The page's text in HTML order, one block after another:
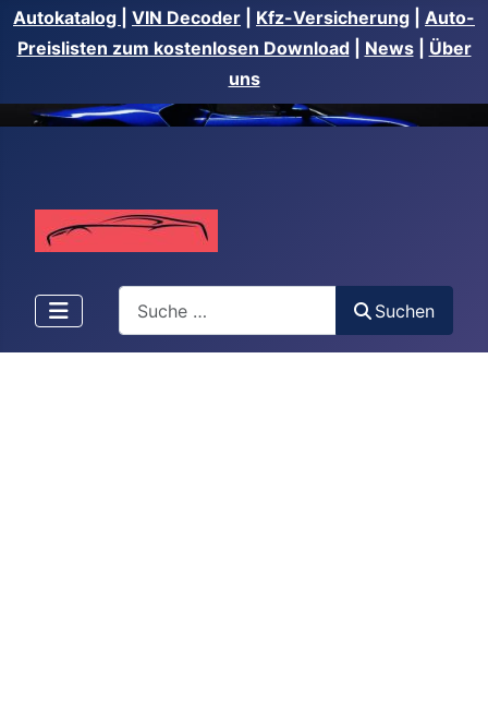
Autokatalog VIN Decoder Kfz-Versicherung
Auto-
Preislisten zum kostenlosen Download| News| Über
uns
Suchen